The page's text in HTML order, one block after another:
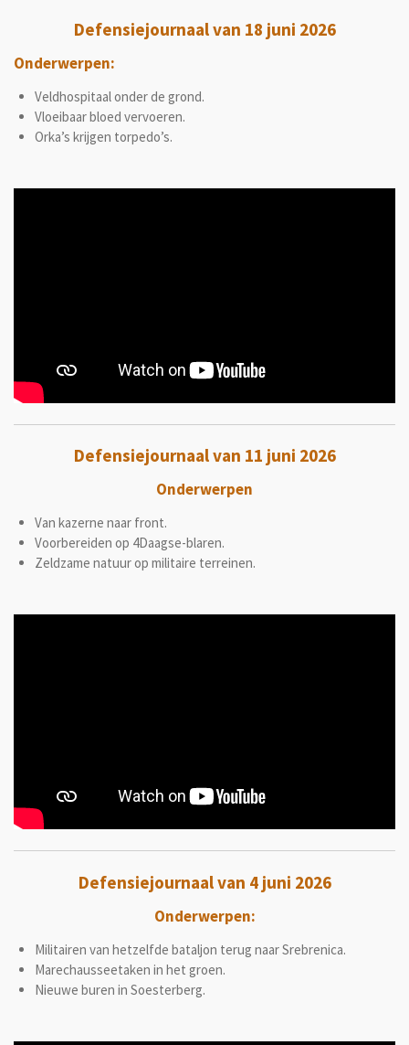
Defensiejournaal van 18 juni 2026
Onderwerpen:
Veldhospitaal onder de grond.
Vloeibaar bloed vervoeren.
Orka’s krijgen torpedo’s.
Defensiejournaal van 11 juni 2026
Onderwerpen
Van kazerne naar front.
Voorbereiden op 4Daagse-blaren.
Zeldzame natuur op militaire terreinen.
Defensiejournaal van 4 juni 2026
Onderwerpen:
Militairen van hetzelfde bataljon terug naar Srebrenica.
Marechausseetaken in het groen.
Nieuwe buren in Soesterberg.